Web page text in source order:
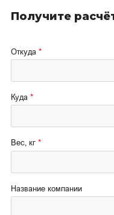
Получите
Откуда
Куда
Вес, кг
Название компании